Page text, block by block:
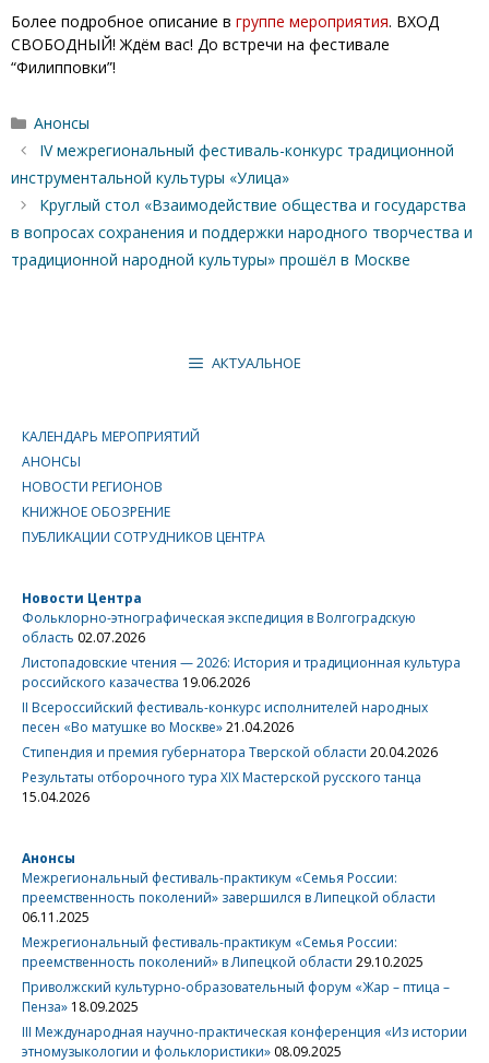
Более подробное описание в группе мероприятия. ВХОД
СВОБОДНЫЙ! Ждём вас! До встречи на фестивале
“Филипповки”!
Рубрики
Анонсы
IV межрегиональный фестиваль-конкурс традиционной
инструментальной культуры «Улица»
Круглый стол «Взаимодействие общества и государства
в вопросах сохранения и поддержки народного творчества и
традиционной народной культуры» прошёл в Москве
АКТУАЛЬНОЕ
КАЛЕНДАРЬ МЕРОПРИЯТИЙ
АНОНСЫ
НОВОСТИ РЕГИОНОВ
КНИЖНОЕ ОБОЗРЕНИЕ
ПУБЛИКАЦИИ СОТРУДНИКОВ ЦЕНТРА
Новости Центра
Фольклорно-этнографическая экспедиция в Волгоградскую
область 02.07.2026
Листопадовские чтения — 2026: История и традиционная культура
российского казачества 19.06.2026
II Всероссийский фестиваль-конкурс исполнителей народных
песен «Во матушке во Москве»21.04.2026
Стипендия и премия губернатора Тверской области 20.04.2026
Результаты отборочного тура XIX Мастерской русского танца
15.04.2026
Анонсы
Межрегиональный фестиваль-практикум «Семья России:
преемственность поколений» завершился в Липецкой области
06.11.2025
Межрегиональный фестиваль-практикум «Семья России:
преемственность поколений» в Липецкой области 29.10.2025
Приволжский культурно-образовательный форум «Жар – птица –
Пенза» 18.09.2025
III Международная научно-практическая конференция «Из истории
этномузыкологии и фольклористики» 08.09.2025